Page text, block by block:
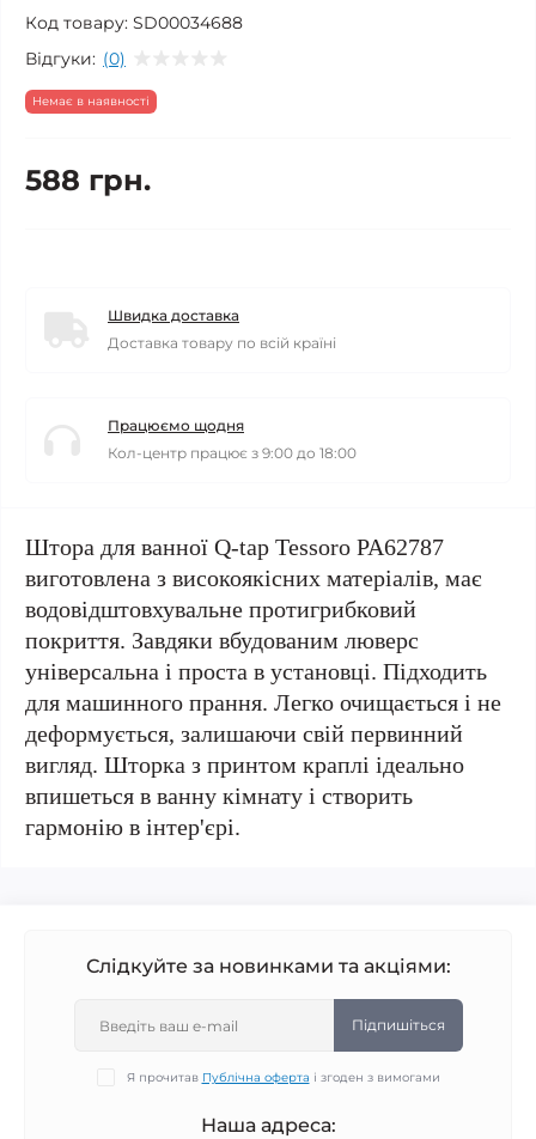
Код товару: SD00034688
Відгуки: (0)
Немає в наявності
588 грн.
Швидка доставка
Доставка товару по всій країні
Працюємо щодня
Кол-центр працює з 9:00 до 18:00
Штора для ванної Q-tap Tessoro PA62787
виготовлена з високоякісних матеріалів, має
водовідштовхувальне протигрибковий
покриття. Завдяки вбудованим люверс
універсальна і проста в установці. Підходить
для машинного прання. Легко очищається і не
деформується, залишаючи свій первинний
вигляд. Шторка з принтом краплі ідеально
впишеться в ванну кімнату і створить
гармонію в інтер'єрі.
Слідкуйте за новинками та акціями:
Підпишіться
Я прочитав Публічна оферта і згоден з вимогами
Наша адреса: